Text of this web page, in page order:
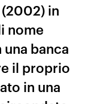
(2002) in
nome
banca
il proprio
in una